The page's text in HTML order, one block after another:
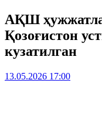
АҚШ
Қозоғистон
кузатилган
13.05.2026 17:00